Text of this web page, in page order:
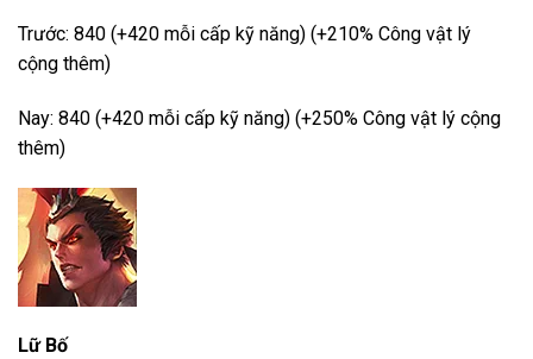
Trước: 840 (+420 mỗi cấp kỹ năng) (+210% Công vật lý
cộng thêm)
Nay: 840 (+420 mỗi cấp kỹ năng) (+250% Công vật lý cộng
thêm)
Lữ Bố